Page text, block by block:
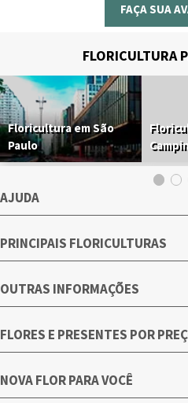
FAÇA SUA
FLORICULTURA
Floricultura em São
Paulo
AJUDA
PRINCIPAIS FLORICULTURAS
OUTRAS INFORMAÇÕES
FLORES E PRESENTES POR
NOVA FLOR PARA VOCÊ